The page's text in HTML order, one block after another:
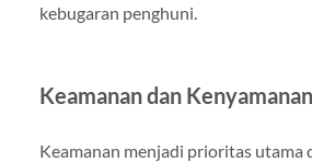
kebugaran penghuni.
Keamanan dan
Keamanan menjadi prioritas utama